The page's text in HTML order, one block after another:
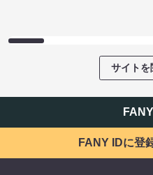
サイトを
FANY IDに登